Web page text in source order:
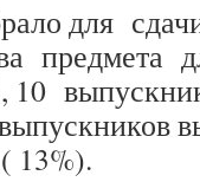
для
предмета
10
13%).